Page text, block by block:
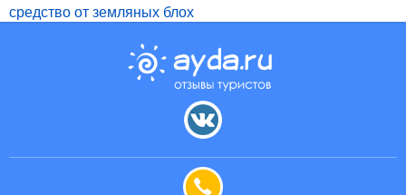
средство от земляных блох